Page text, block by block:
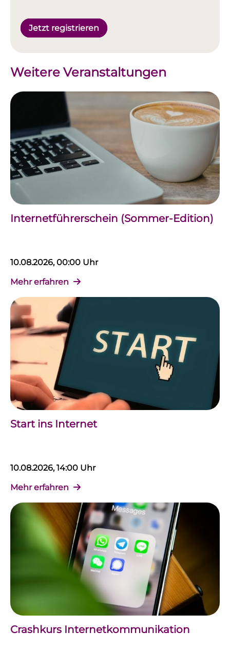
Jetzt registrieren
Weitere Veranstaltungen
Internetführerschein (Sommer-Edition)
10.08.2026, 00:00 Uhr
Mehr erfahren
Start ins Internet
10.08.2026, 14:00 Uhr
Mehr erfahren
Crashkurs Internetkommunikation